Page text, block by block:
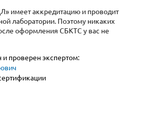
имеет аккредитацию и проводит
лаборатории. Поэтому никаких
оформления СБКТС у вас не
и проверен экспертом: